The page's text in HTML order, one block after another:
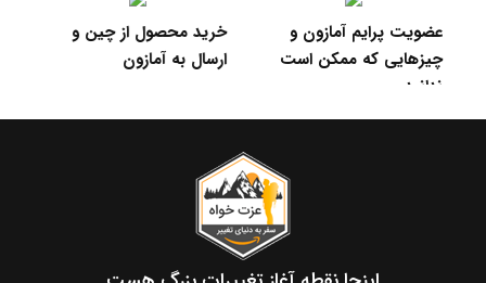
خرید محصول از چین و
ارسال به آمازون
عضویت پرایم آمازون و
چیزهایی که ممکن است
ندانید